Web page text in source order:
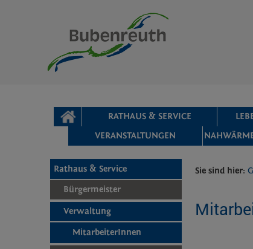
STARTSEITE RATHAUS & SERVICE
VERANSTALTUNGEN
Rathaus & Service
Bürgermeister
Verwaltung
MitarbeiterInnen
Sie sind hier: